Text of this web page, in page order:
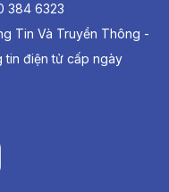
384 6323
Tin Và Truyền Thông -
tin điện tử cấp ngày